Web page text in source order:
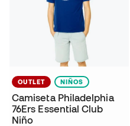
OUTLET NIÑOS
Camiseta Philadelphia
76Ers Essential Club
Niño